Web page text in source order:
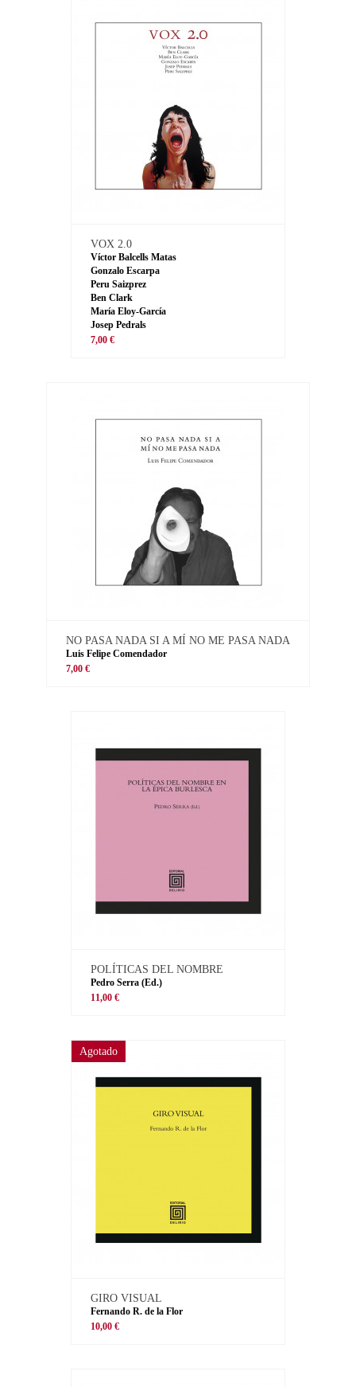
VOX 2.0
Víctor Balcells Matas
Gonzalo Escarpa
Peru Saizprez
Ben Clark
María Eloy-García
Josep Pedrals
7,00 €
NO PASA NADA SI A MÍ NO ME PASA NADA
Luis Felipe Comendador
7,00 €
POLÍTICAS DEL NOMBRE
Pedro Serra (Ed.)
11,00 €
Agotado
GIRO VISUAL
Fernando R. de la Flor
10,00 €